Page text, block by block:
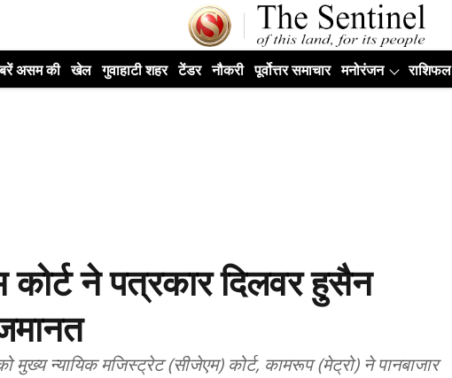
असम की खेल गुवाहाटी शहर टेंडर नौकरी पूर्वोत्तर समाचार मनोरंजन राशिफल
कोर्ट ने पत्रकार दिलवर हुसैन
मुख्य न्यायिक मजिस्ट्रेट (सीजेएम) कोर्ट, कामरूप (मेट्रो) ने पानबाजार